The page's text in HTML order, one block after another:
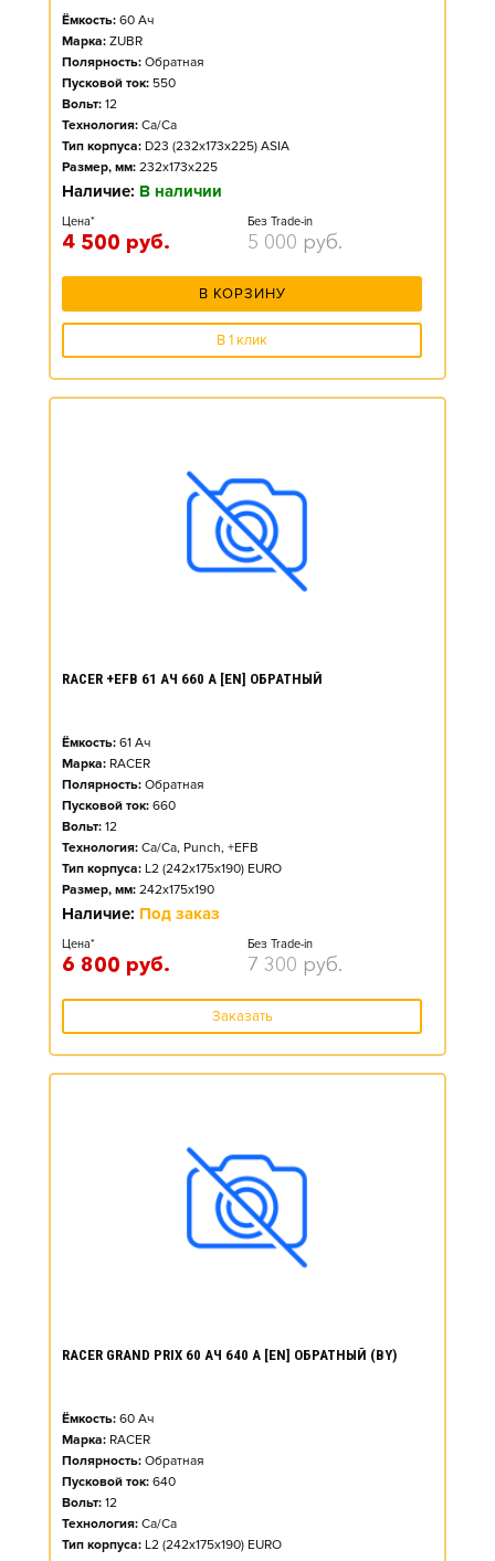
Ёмкость: 60 Ач
Марка: ZUBR
Полярность: Обратная
Пусковой ток: 550
Вольт: 12
Технология: Ca/Ca
Тип корпуса: D23 (232x173x225) ASIA
Размер, мм: 232x173x225
Наличие: В наличии
Цена*
4 500 руб.
Без Trade-in
5 000 руб.
В КОРЗИНУ
В 1 клик
RACER +EFB 61 АЧ 660 А [EN] ОБРАТНЫЙ
Ёмкость: 61 Ач
Марка: RACER
Полярность: Обратная
Пусковой ток: 660
Вольт: 12
Технология: Ca/Ca, Punch, +EFB
Тип корпуса: L2 (242x175x190) EURO
Размер, мм: 242x175x190
Наличие: Под заказ
Цена*
6 800 руб.
Без Trade-in
7 300 руб.
Заказать
RACER GRAND PRIX 60 АЧ 640 А [EN] ОБРАТНЫЙ (BY)
Ёмкость: 60 Ач
Марка: RACER
Полярность: Обратная
Пусковой ток: 640
Вольт: 12
Технология: Ca/Ca
Тип корпуса: L2 (242x175x190) EURO